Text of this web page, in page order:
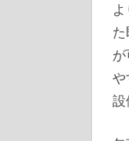
や
設